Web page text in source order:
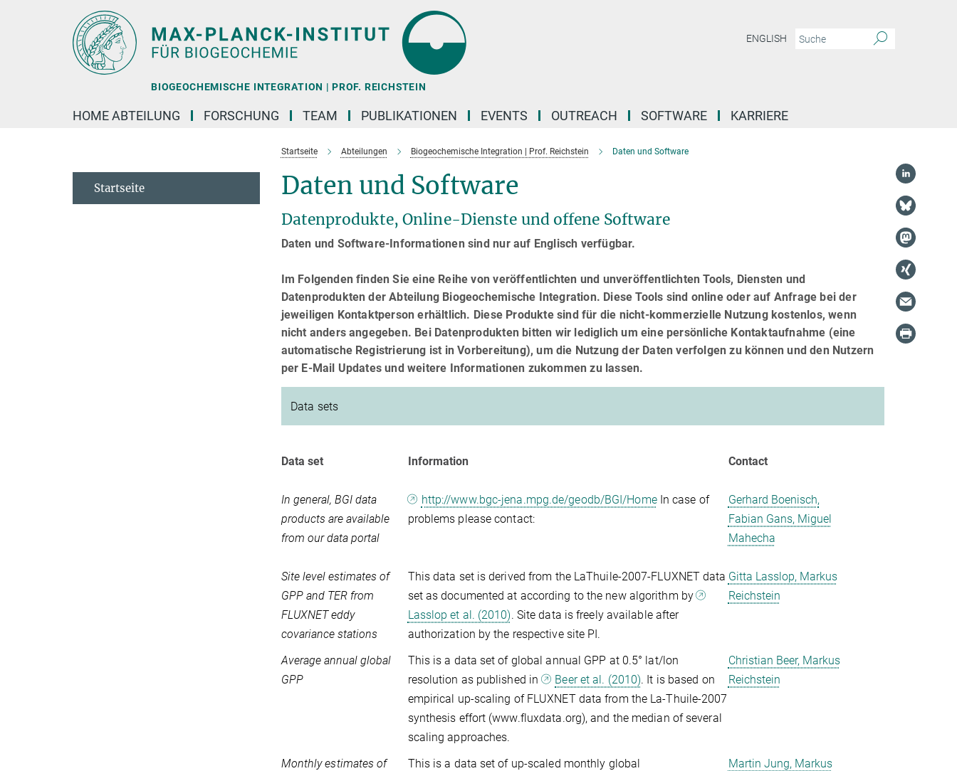
BIOGEOCHEMISCHE INTEGRATION | PROF. REICHSTEIN
ENGLISH
HOME ABTEILUNG FORSCHUNG TEAM PUBLIKATIONEN EVENTS OUTREACH SOFTWARE KARRIERE
Startseite Abteilungen Biogeochemische Integration | Prof. Reichstein Daten und Software
Daten und Software
Datenprodukte, Online-Dienste und offene Software
Daten und Software-Informationen sind nur auf Englisch verfügbar.
Im Folgenden finden Sie eine Reihe von veröffentlichten und unveröffentlichten Tools, Diensten und
Datenprodukten der Abteilung Biogeochemische Integration. Diese Tools sind online oder auf Anfrage bei der
jeweiligen Kontaktperson erhältlich. Diese Produkte sind für die nicht-kommerzielle Nutzung kostenlos, wenn
nicht anders angegeben. Bei Datenprodukten bitten wir lediglich um eine persönliche Kontaktaufnahme (eine
automatische Registrierung ist in Vorbereitung), um die Nutzung der Daten verfolgen zu können und den Nutzern
per E-Mail Updates und weitere Informationen zukommen zu lassen.
Data sets
Data set Information Contact
In general, BGI data
products are available
from our data portal
http://www.bgc-jena.mpg.de/geodb/BGI/HomeIn case of
problems please contact:
Gerhard Boenisch,
Fabian Gans, Miguel
Mahecha
Site level estimates of
GPP and TER from
FLUXNET eddy
covariance stations
This data set is derived from the LaThuile-2007-FLUXNET data
set as documented at according to the new algorithm by
Lasslop et al. (2010). Site data is freely available after
authorization by the respective site PI.
Gitta Lasslop, Markus
Reichstein
Average annual global
GPP
This is a data set of global annual GPP at 0.5° lat/lon
resolution as published in
Beer et al. (2010). It is based on
empirical up-scaling of FLUXNET data from the La-Thuile-2007
synthesis effort (www.fluxdata.org), and the median of several
scaling approaches.
Christian Beer, Markus
Reichstein
Monthly estimates of
This is a data set of up-scaled monthly global
Martin Jung, Markus
Startseite